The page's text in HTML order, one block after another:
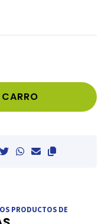
PRODUCTOS DE